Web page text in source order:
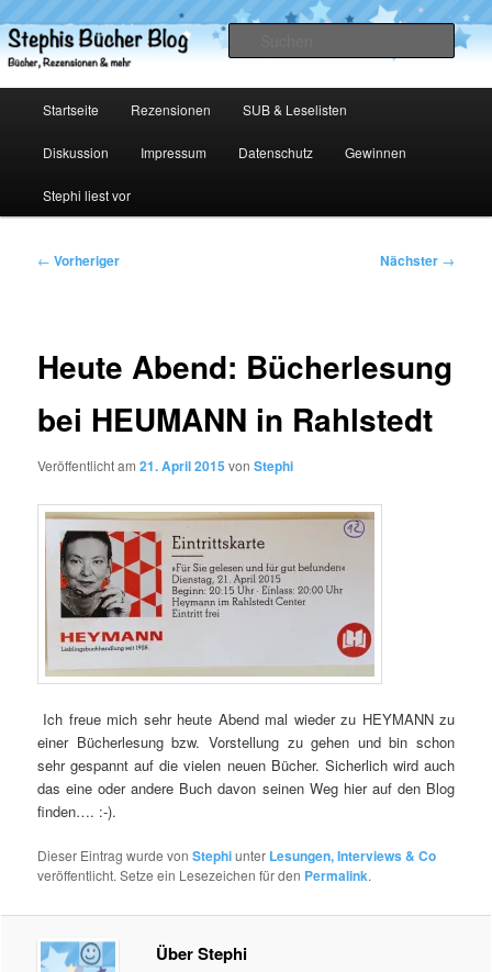
primären
Inhalt
Stephis Bücher Blog
Startseite Rezensionen SUB & Leselisten
Diskussion Impressum Datenschutz Gewinnen
Stephi liest vor
Beitragsnavigation
← Vorheriger Nächster →
Heute Abend: Bücherlesung
bei HEUMANN in Rahlstedt
Veröffentlicht am21. April 2015 vonStephi
Ich freue mich sehr heute Abend mal wieder zu HEYMANN zu
einer Bücherlesung bzw. Vorstellung zu gehen und bin schon
sehr gespannt auf die vielen neuen Bücher. Sicherlich wird auch
das eine oder andere Buch davon seinen Weg hier auf den Blog
finden…. :-).
Dieser Eintrag wurde vonStephiunter Lesungen, Interviews & Co
veröffentlicht. Setze ein Lesezeichen für den Permalink.
Über Stephi